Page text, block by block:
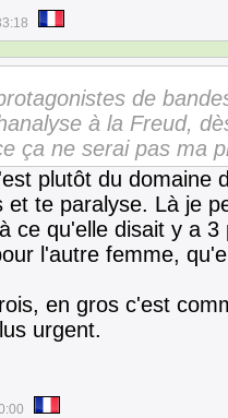
de
à la Freud,
ça ne serai pas ma
plutôt du domaine
et te paralyse. Là je
ce qu'elle disait y a
l'autre femme,
en gros c'est
urgent.